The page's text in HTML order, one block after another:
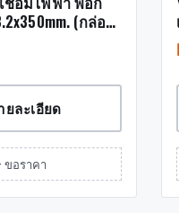
(กล่อง
ยละเอียด
ขอราคา